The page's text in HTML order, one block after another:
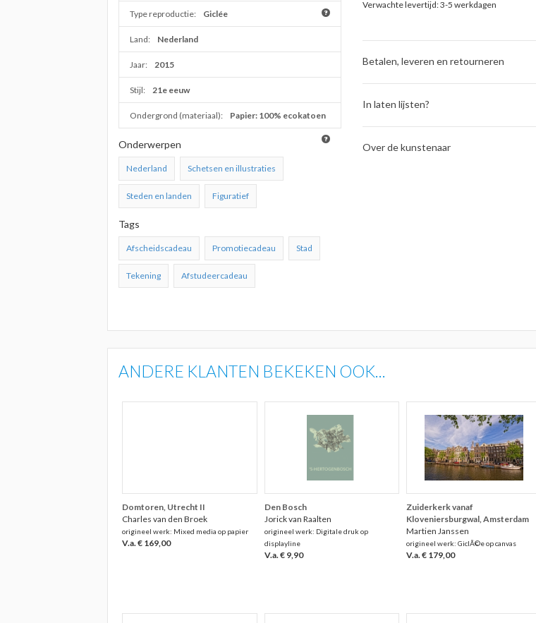
Type reproductie: Giclée
Land: Nederland
Jaar: 2015
Stijl: 21e eeuw
Ondergrond (materiaal): Papier: 100% ecokatoen
Onderwerpen
Nederland Schetsen en illustraties
Steden en landen Figuratief
Tags
Afscheidscadeau Promotiecadeau Stad
Tekening Afstudeercadeau
Verwachte levertijd: 3-5 werkdagen
Betalen, leveren en retourneren
In laten lijsten?
Over de kunstenaar
ANDERE KLANTEN BEKEKEN OOK...
Domtoren, Utrecht II
Charles van den Broek
origineel werk: Mixed media op papier
V.a. € 169,00
Den Bosch
Jorick van Raalten
origineel werk: Digitale druk op
displayline
V.a. € 9,90
Zuiderkerk vanaf
Kloveniersburgwal, Amsterdam
Martien Janssen
origineel werk: GiclÃ©e op canvas
V.a. € 179,00